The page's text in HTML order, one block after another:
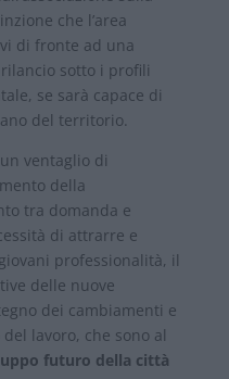
che l’area
di fronte ad una
sotto i profili
se sarà capace di
del territorio.
ventaglio di
della
tra domanda e
di attrarre e
professionalità, il
delle nuove
dei cambiamenti e
lavoro, che sono al
futuro della città